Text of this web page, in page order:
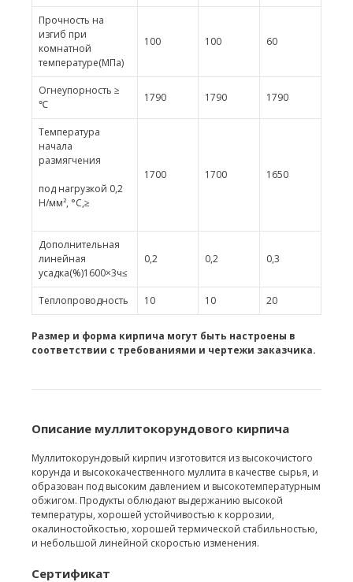
Прочность на
изгиб при
комнатной
температуре(МПа)
100 100 60
Огнеупорность ≥
℃
1790 1790 1790
Температура
начала
размягчения
под нагрузкой 0,2
Н/мм², °С,≥
1700 1700 1650
Дополнительная
линейная
усадка(%)1600×3ч≤
0,2 0,2 0,3
Теплопроводность 10 10 20
Размер и форма кирпича могут быть настроены в
соответствии с требованиями и чертежи заказчика.
Описание муллитокорундового кирпича
Муллитокорундовый кирпич изготовится из высокочистого
корунда и высококачественного муллита в качестве сырья, и
образован под высоким давлением и высокотемпературным
обжигом. Продукты облюдают выдержанию высокой
температуры, хорошей устойчивостью к коррозии,
окалиностойкостью, хорошей термической стабильностью,
и небольшой линейной скоростью изменения.
Сертификат